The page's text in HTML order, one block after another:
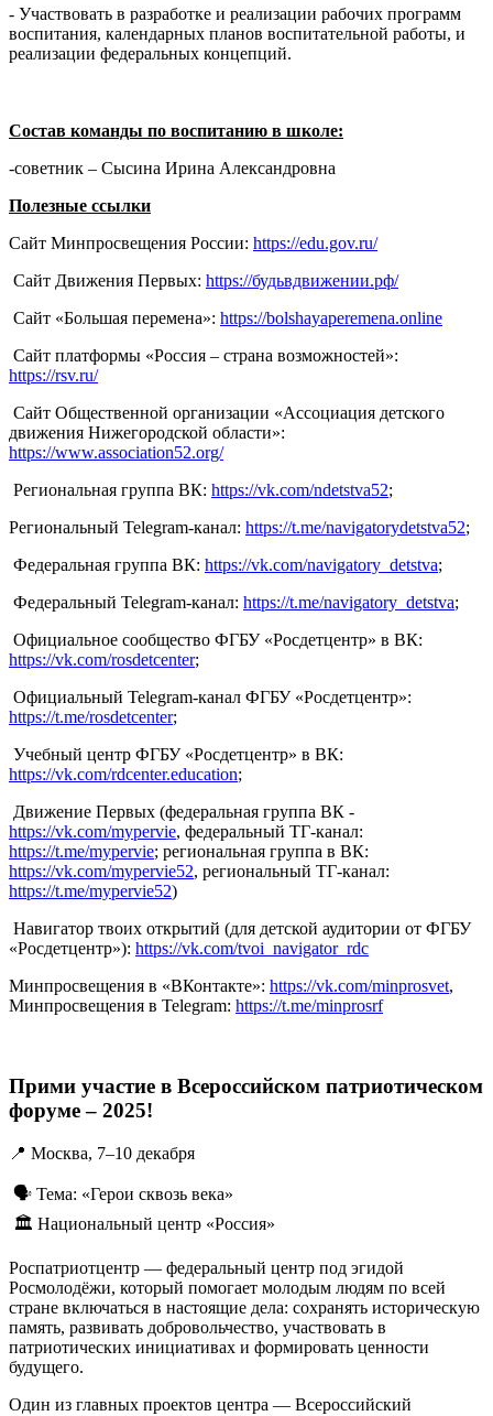
- Участвовать в разработке и реализации рабочих программ
воспитания, календарных планов воспитательной работы, и
реализации федеральных концепций.
Состав команды по воспитанию в школе:
-советник – Сысина Ирина Александровна
Полезные ссылки
Сайт Минпросвещения России: https://edu.gov.ru/
Сайт Движения Первых: https://будьвдвижении.рф/
Сайт «Большая перемена»: https://bolshayaperemena.online
Сайт платформы «Россия – страна возможностей»:
https://rsv.ru/
Сайт Общественной организации «Ассоциация детского
движения Нижегородской области»:
https://www.association52.org/
Региональная группа ВК: https://vk.com/ndetstva52;
Региональный Telegram-канал: https://t.me/navigatorydetstva52;
Федеральная группа ВК: https://vk.com/navigatory_detstva;
Федеральный Telegram-канал: https://t.me/navigatory_detstva;
Официальное сообщество ФГБУ «Росдетцентр» в ВК:
https://vk.com/rosdetcenter;
Официальный Telegram-канал ФГБУ «Росдетцентр»:
https://t.me/rosdetcenter;
Учебный центр ФГБУ «Росдетцентр» в ВК:
https://vk.com/rdcenter.education;
Движение Первых (федеральная группа ВК -
https://vk.com/mypervie, федеральный ТГ-канал:
https://t.me/mypervie; региональная группа в ВК:
https://vk.com/mypervie52, региональный ТГ-канал:
https://t.me/mypervie52)
Навигатор твоих открытий (для детской аудитории от ФГБУ
«Росдетцентр»): https://vk.com/tvoi_navigator_rdc
Минпросвещения в «ВКонтакте»: https://vk.com/minprosvet,
Минпросвещения в Telegram: https://t.me/minprosrf
Прими участие в Всероссийском патриотическом
форуме – 2025!
📍 Москва, 7–10 декабря
🗣 Тема: «Герои сквозь века»
🏛 Национальный центр «Россия»
Роспатриотцентр — федеральный центр под эгидой
Росмолодёжи, который помогает молодым людям по всей
стране включаться в настоящие дела: сохранять историческую
память, развивать добровольчество, участвовать в
патриотических инициативах и формировать ценности
будущего.
Один из главных проектов центра — Всероссийский